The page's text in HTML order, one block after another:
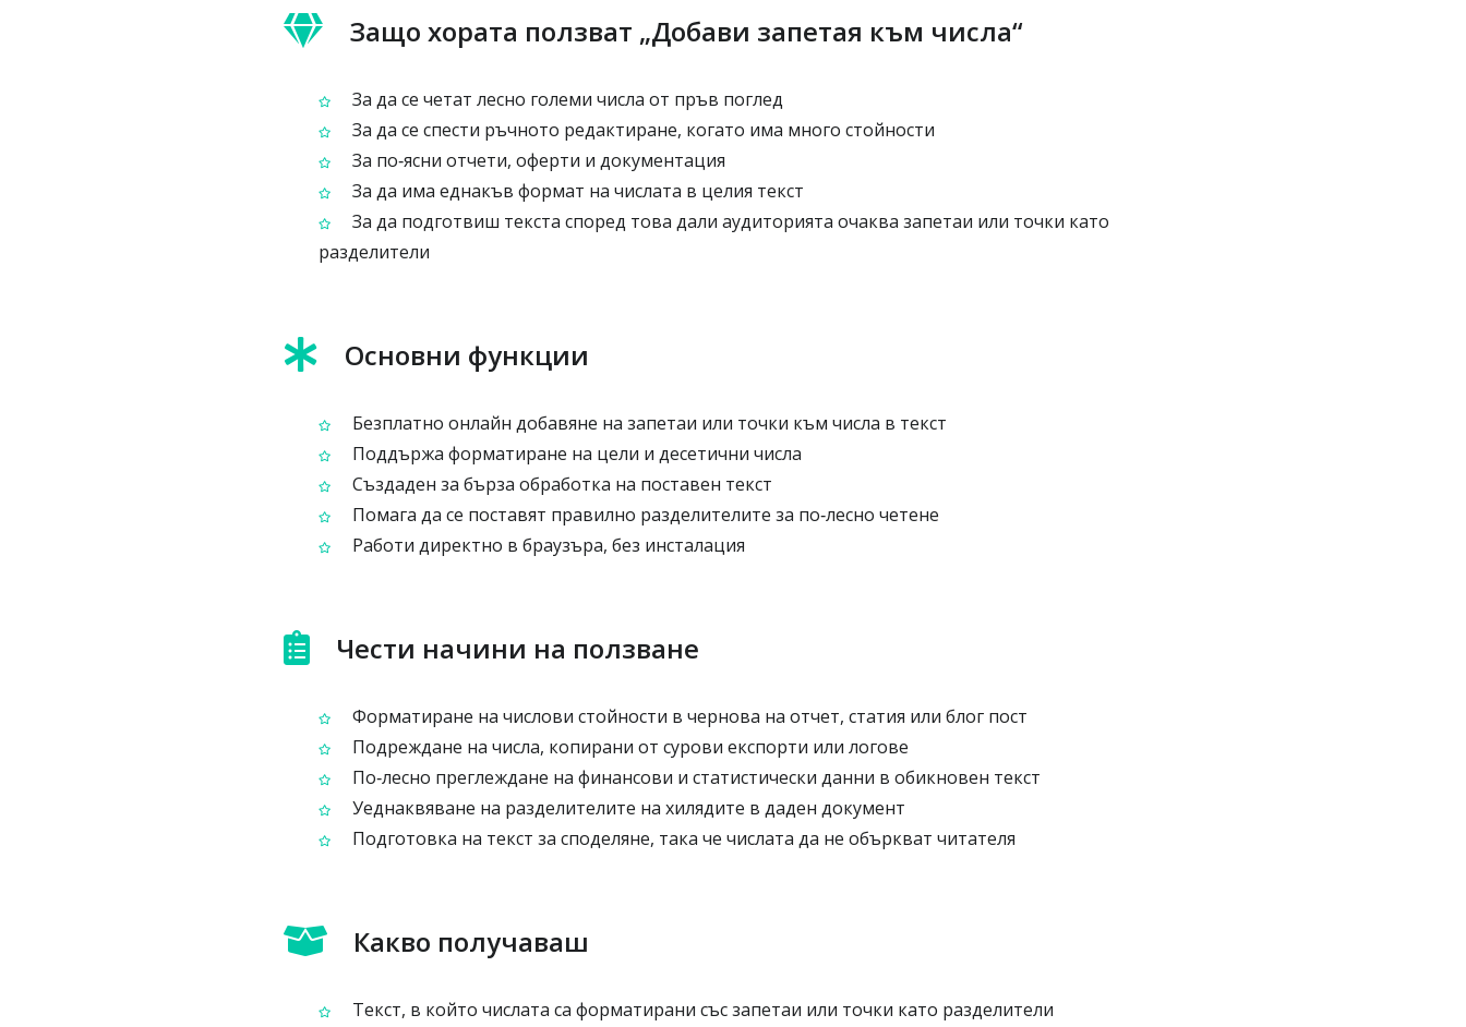
Защо хората ползват „Добави запетая към числа“
За да се четат лесно големи числа от пръв поглед
За да се спести ръчното редактиране, когато има много стойности
За по‑ясни отчети, оферти и документация
За да има еднакъв формат на числата в целия текст
За да подготвиш текста според това дали аудиторията очаква запетаи или точки като
разделители
Основни функции
Безплатно онлайн добавяне на запетаи или точки към числа в текст
Поддържа форматиране на цели и десетични числа
Създаден за бърза обработка на поставен текст
Помага да се поставят правилно разделителите за по‑лесно четене
Работи директно в браузъра, без инсталация
Чести начини на ползване
Форматиране на числови стойности в чернова на отчет, статия или блог пост
Подреждане на числа, копирани от сурови експорти или логове
По‑лесно преглеждане на финансови и статистически данни в обикновен текст
Уеднаквяване на разделителите на хилядите в даден документ
Подготовка на текст за споделяне, така че числата да не объркват читателя
Какво получаваш
Текст, в който числата са форматирани със запетаи или точки като разделители